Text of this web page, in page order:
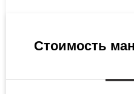
Стоимость